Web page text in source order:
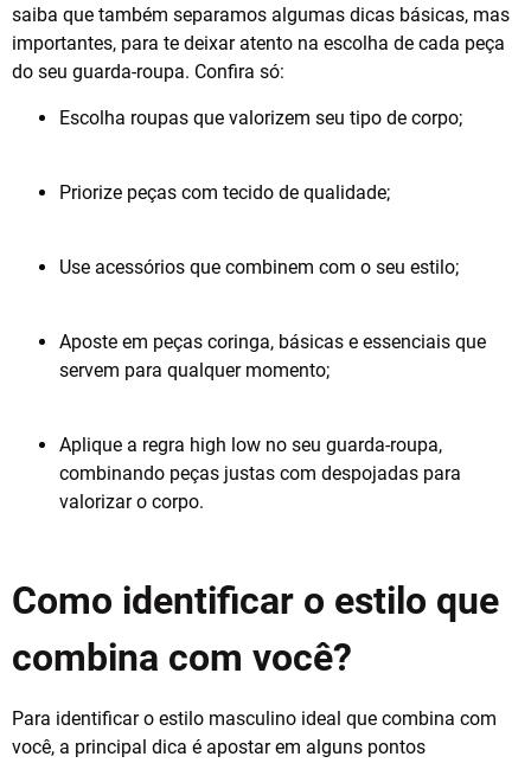
saiba que também separamos algumas dicas básicas, mas
importantes, para te deixar atento na escolha de cada peça
do seu guarda-roupa. Confira só:
Escolha roupas que valorizem seu tipo de corpo;
Priorize peças com tecido de qualidade;
Use acessórios que combinem com o seu estilo;
Aposte em peças coringa, básicas e essenciais que
servem para qualquer momento;
Aplique a regra high low no seu guarda-roupa,
combinando peças justas com despojadas para
valorizar o corpo.
Como identificar o estilo que
combina com você?
Para identificar o estilo masculino ideal que combina com
você, a principal dica é apostar em alguns pontos